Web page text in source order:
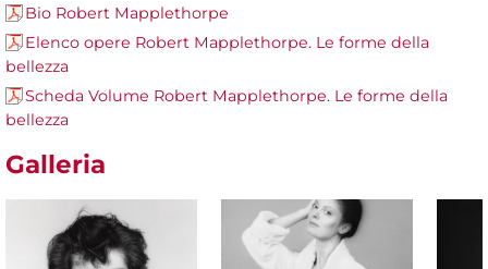
Bio Robert Mapplethorpe
Elenco opere Robert Mapplethorpe. Le forme della
bellezza
Scheda Volume Robert Mapplethorpe. Le forme della
bellezza
Galleria